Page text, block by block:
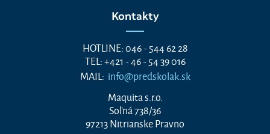
Kontakty
HOTLINE: 046 - 544 62 28
TEL: +421 - 46 - 54 39 016
MAIL: info@predskolak.sk
Maquita s.r.o.
Soľná 738/36
97213 Nitrianske Pravno